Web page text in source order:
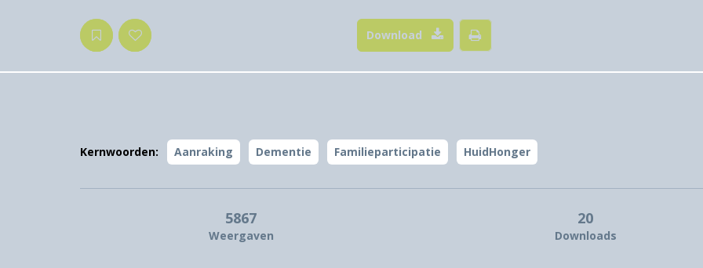
Download
Kernwoorden: Aanraking Dementie Familieparticipatie HuidHonger
5867
Weergaven
20
Downloads